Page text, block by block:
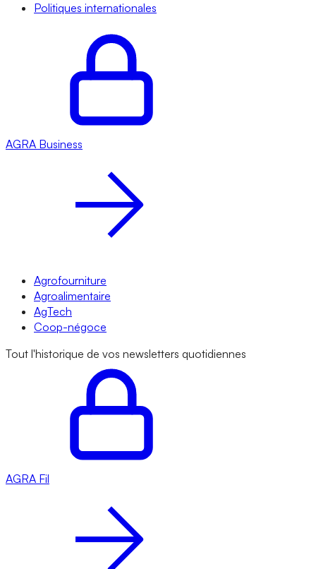
Politiques internationales
AGRA Business
Agrofourniture
Agroalimentaire
AgTech
Coop-négoce
Tout l'historique de vos newsletters quotidiennes
AGRA Fil